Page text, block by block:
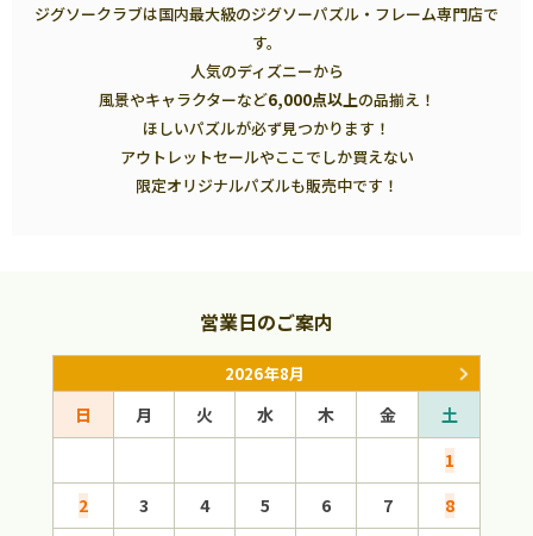
ジグソークラブは国内最大級のジグソーパズル・フレーム専門店で
す。
人気のディズニーから
風景やキャラクターなど6,000点以上の品揃え！
ほしいパズルが必ず見つかります！
アウトレットセールやここでしか買えない
限定オリジナルパズルも販売中です！
営業日のご案内
2026年8月
日 月 火 水 木 金
土
1
2
3 4 5 6 7
8